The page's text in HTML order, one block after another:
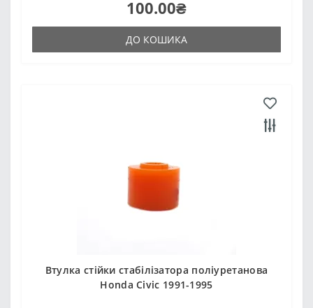
100.00₴
ДО КОШИКА
Втулка стійки стабілізатора поліуретанова
Honda Civic 1991-1995